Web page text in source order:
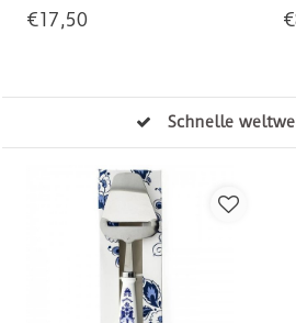
Bild ueber die Niederlande,
€17,50
14 Tage um deine